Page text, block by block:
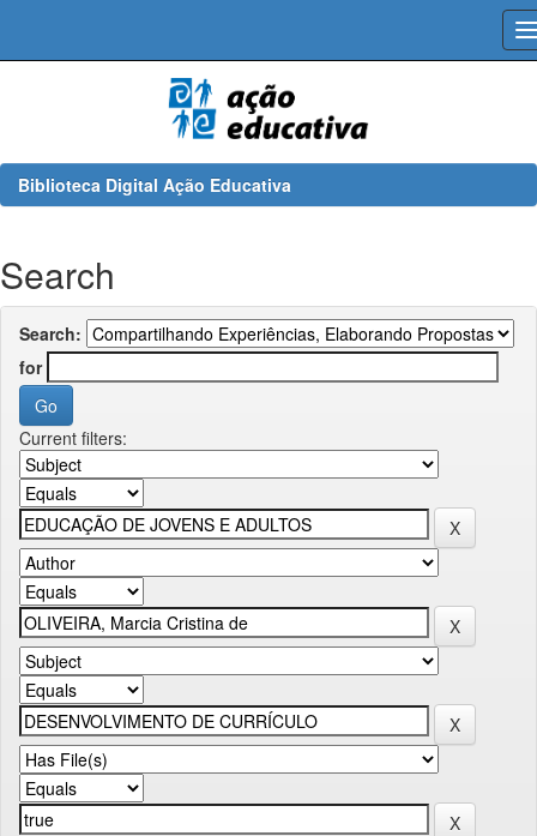
Biblioteca Digital Ação Educativa
Search
Search:
for
Current filters: